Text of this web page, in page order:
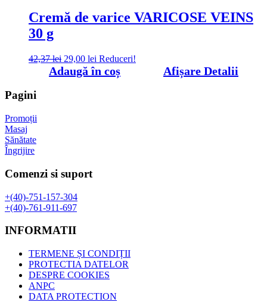
Cremă de varice VARICOSE VEINS
30 g
42,37lei Prețul
inițial
a
29,00 lei Prețul
curent
este:
Reduceri!
Adaugă în coș Afișare Detalii
Pagini
Promoții
Masaj
Sănătate
Îngrijire
Comenzi si suport
+(40)-751-157-304
+(40)-761-911-697
INFORMATII
TERMENE ȘI CONDIȚII
PROTECTIA DATELOR
DESPRE COOKIES
ANPC
DATA PROTECTION